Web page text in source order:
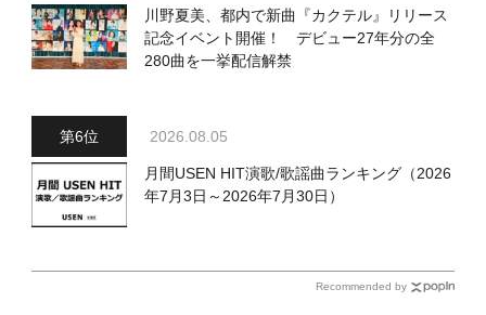
川野夏美、都内で新曲『カクテル』リリース
記念イベント開催！ デビュー27年分の全
280曲を一挙配信解禁
2026.08.05
月間USEN HIT演歌/歌謡曲ランキング（2026
年7月3日～2026年7月30日）
Recommended by